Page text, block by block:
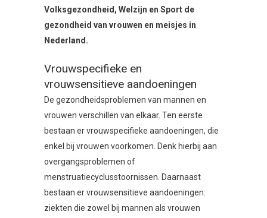
Volksgezondheid, Welzijn en Sport de
gezondheid van vrouwen en meisjes in
Nederland.
Vrouwspecifieke en
vrouwsensitieve aandoeningen
De gezondheidsproblemen van mannen en
vrouwen verschillen van elkaar. Ten eerste
bestaan er vrouwspecifieke aandoeningen, die
enkel bij vrouwen voorkomen. Denk hierbij aan
overgangsproblemen of
menstruatiecyclusstoornissen. Daarnaast
bestaan er vrouwsensitieve aandoeningen:
ziekten die zowel bij mannen als vrouwen